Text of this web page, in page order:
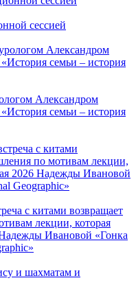
сессией
Александром
семьи – история
с китами возвращает
лекции, которая
Ивановой «Гонка